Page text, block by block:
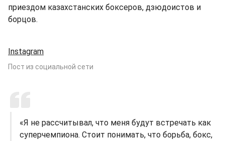
приездом казахстанских боксеров, дзюдоистов и
борцов.
Instagram
Пост из социальной сети
«Я не рассчитывал, что меня будут встречать как
суперчемпиона. Стоит понимать, что борьба, бокс,